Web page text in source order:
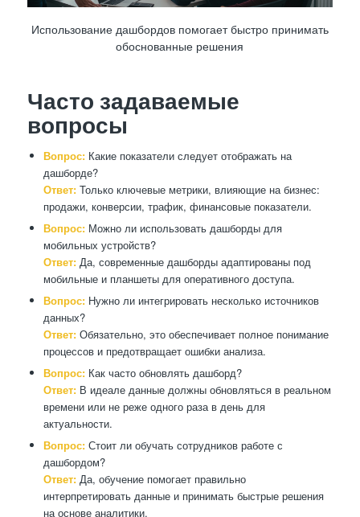
Использование дашбордов помогает быстро принимать
обоснованные решения
Часто задаваемые
вопросы
Вопрос:Какие показатели следует отображать на
дашборде?
Ответ:Только ключевые метрики, влияющие на бизнес:
продажи, конверсии, трафик, финансовые показатели.
Вопрос:Можно ли использовать дашборды для
мобильных устройств?
Ответ:Да, современные дашборды адаптированы под
мобильные и планшеты для оперативного доступа.
Вопрос:Нужно ли интегрировать несколько источников
данных?
Ответ:Обязательно, это обеспечивает полное понимание
процессов и предотвращает ошибки анализа.
Вопрос:Как часто обновлять дашборд?
Ответ:В идеале данные должны обновляться в реальном
времени или не реже одного раза в день для
актуальности.
Вопрос:Стоит ли обучать сотрудников работе с
дашбордом?
Ответ:Да, обучение помогает правильно
интерпретировать данные и принимать быстрые решения
на основе аналитики.